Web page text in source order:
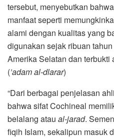
tersebut, menyebutkan
manfaat seperti
alami dengan kualitas yang
digunakan sejak ribuan
Amerika Selatan dan terbukti
(’adam al-dlarar)
“Dari berbagai penjelasan
bahwa sifat Cochineal
belalang atau al-jarad.
fiqih Islam, sekalipun masuk